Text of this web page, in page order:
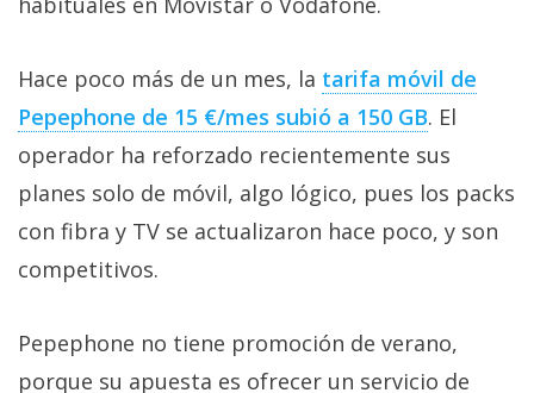
Hace poco más de un mes, la tarifa móvil de
Pepephone de 15 €/mes subió a 150 GB‎. El
operador ha reforzado recientemente sus
planes solo de móvil, algo lógico, pues los packs
con fibra y TV se actualizaron hace poco, y son
competitivos.
Pepephone no tiene promoción de verano,
porque su apuesta es ofrecer un servicio de